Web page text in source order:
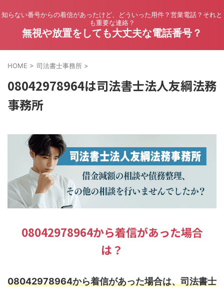
知らない番号からの着信があったけど、どういった用件？営業電話？それと
も重要な連絡？
無視や放置をしても大丈夫な電話番号？
HOME > 司法書士事務所 >
08042978964は司法書士法人友綱法務
事務所
08042978964から着信があった場合
は？
08042978964から着信があった場合は、司法書士